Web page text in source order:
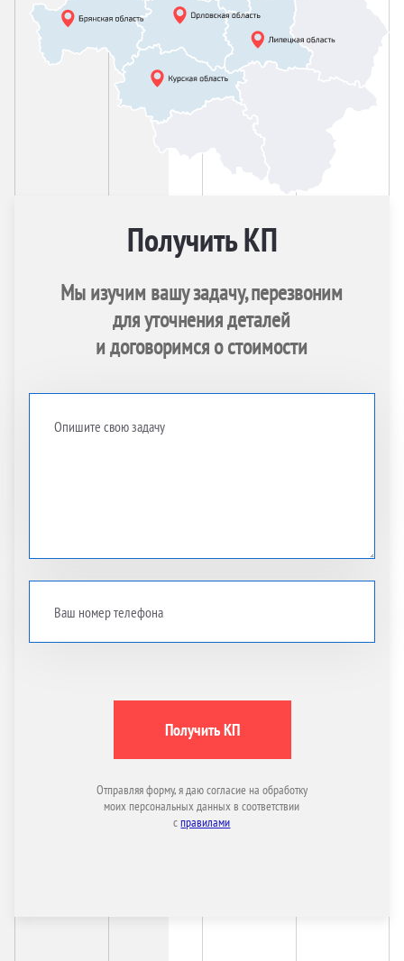
Получить КП
Мы изучим вашу задачу, перезвоним
для уточнения деталей
и договоримся о стоимости
Получить КП
Отправляя форму, я даю согласие на обработку
моих персональных данных в соответствии
справилами